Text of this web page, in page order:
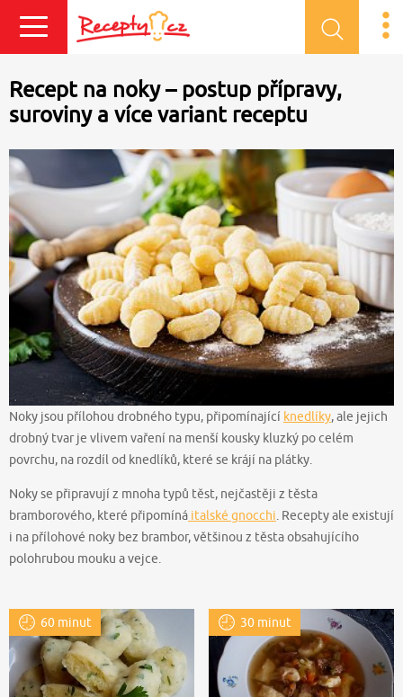
Přihlásit se
Recept na noky – postup přípravy,
suroviny a více variant receptu
Noky jsou přílohou drobného typu, připomínající knedlíky, ale jejich
drobný tvar je vlivem vaření na menší kousky kluzký po celém
povrchu, na rozdíl od knedlíků, které se krájí na plátky.
Noky se připravují z mnoha typů těst, nejčastěji z těsta
bramborového, které připomíná italské gnocchi. Recepty ale existují
i na přílohové noky bez brambor, většinou z těsta obsahujícího
polohrubou mouku a vejce.
60 minut 30 minut